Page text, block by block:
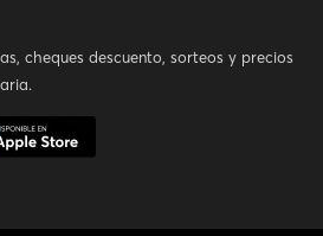
cheques descuento, sorteos y precios